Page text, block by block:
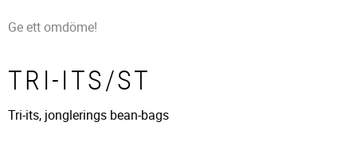
Ge ett omdöme!
TRI-ITS/ST
Tri-its, jonglerings bean-bags